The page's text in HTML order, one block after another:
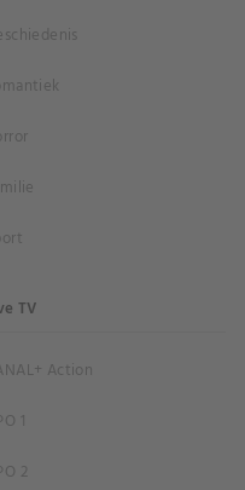
TV
Action
1
2